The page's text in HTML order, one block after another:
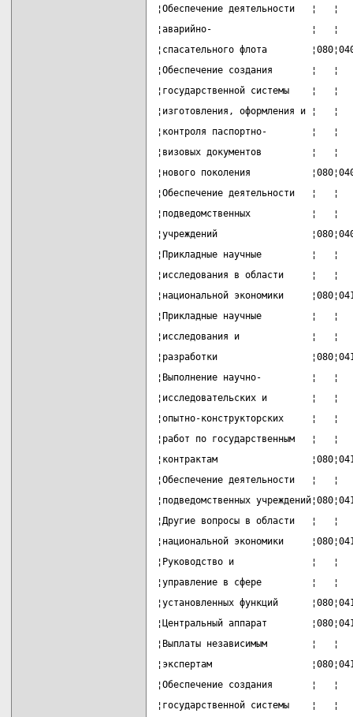
¦Обеспечение деятельности
¦аварийно-                  ¦
¦спасательного флота
¦Обеспечение создания
¦государственной системы
¦изготовления, оформления
¦контроля паспортно-
¦визовых документов
¦нового поколения
¦Обеспечение деятельности
¦подведомственных
¦учреждений
¦Прикладные научные
¦исследования в области
¦национальной экономики
¦Прикладные научные
¦исследования и             ¦
¦разработки
¦Выполнение научно-
¦исследовательских и
¦опытно-конструкторских
¦работ по государственным
¦контрактам
¦Обеспечение деятельности
¦подведомственных
¦Другие вопросы в области
¦национальной экономики
¦Руководство и              ¦
¦управление в сфере
¦установленных функций
¦Центральный аппарат
¦Выплаты независимым
¦экспертам
¦Обеспечение создания
¦государственной системы